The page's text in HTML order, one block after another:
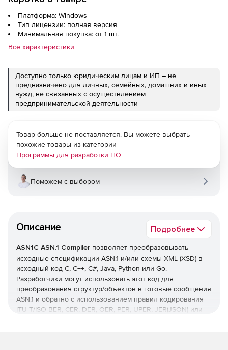
Платформа: Windows
Тип лицензии: полная версия
Минимальная покупка: от 1 шт.
Все характеристики
Доступно только юридическим лицам и ИП – не
предназначено для личных, семейных, домашних и иных
нужд, не связанных с осуществлением
предпринимательской деятельности
Описание Подробнее
ASN1C ASN.1 Compiler позволяет преобразовывать
исходные спецификации ASN.1 и/или схемы XML (XSD) в
исходный код C, C++, C#, Java, Python или Go.
Разработчики могут использовать этот код для
преобразования структур/объектов в готовые сообщения
ASN.1 и обратно с использованием правил кодирования
ITU-T/ISO BER, CER, DER, OER, PER, UPER, JER(JSON) или
Товар больше не поставляется. Вы можете выбрать
похожие товары из категории
Программы для разработки ПО
Поможем с выбором